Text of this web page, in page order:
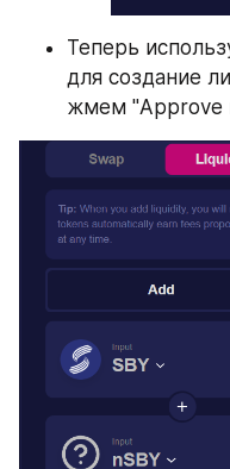
Теперь
для создание
жмем "Approve